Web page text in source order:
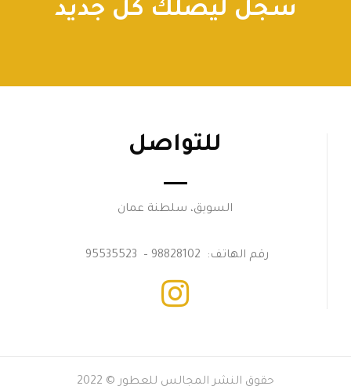
سجل ليصلك كل جديد
للتواصل
السويق، سلطنة عمان
رقم الهاتف: 98828102 – 95535523
حقوق النشر المجالس للعطور © 2022